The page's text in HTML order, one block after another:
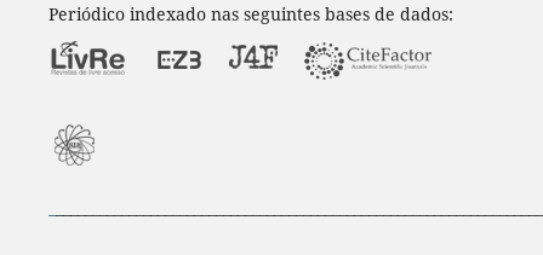
Periódico indexado nas seguintes bases de dados: